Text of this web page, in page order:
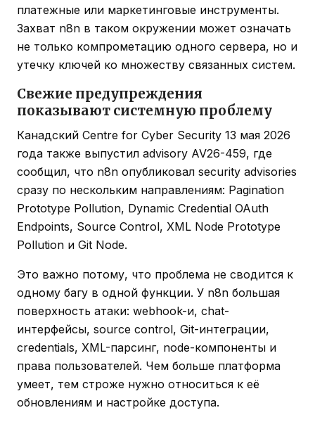
платежные или маркетинговые инструменты.
Захват n8n в таком окружении может означать
не только компрометацию одного сервера, но и
утечку ключей ко множеству связанных систем.
Свежие предупреждения
показывают системную проблему
Канадский Centre for Cyber Security 13 мая 2026
года также выпустил advisory AV26-459, где
сообщил, что n8n опубликовал security advisories
сразу по нескольким направлениям: Pagination
Prototype Pollution, Dynamic Credential OAuth
Endpoints, Source Control, XML Node Prototype
Pollution и Git Node.
Это важно потому, что проблема не сводится к
одному багу в одной функции. У n8n большая
поверхность атаки: webhook-и, chat-
интерфейсы, source control, Git-интеграции,
credentials, XML-парсинг, node-компоненты и
права пользователей. Чем больше платформа
умеет, тем строже нужно относиться к её
обновлениям и настройке доступа.